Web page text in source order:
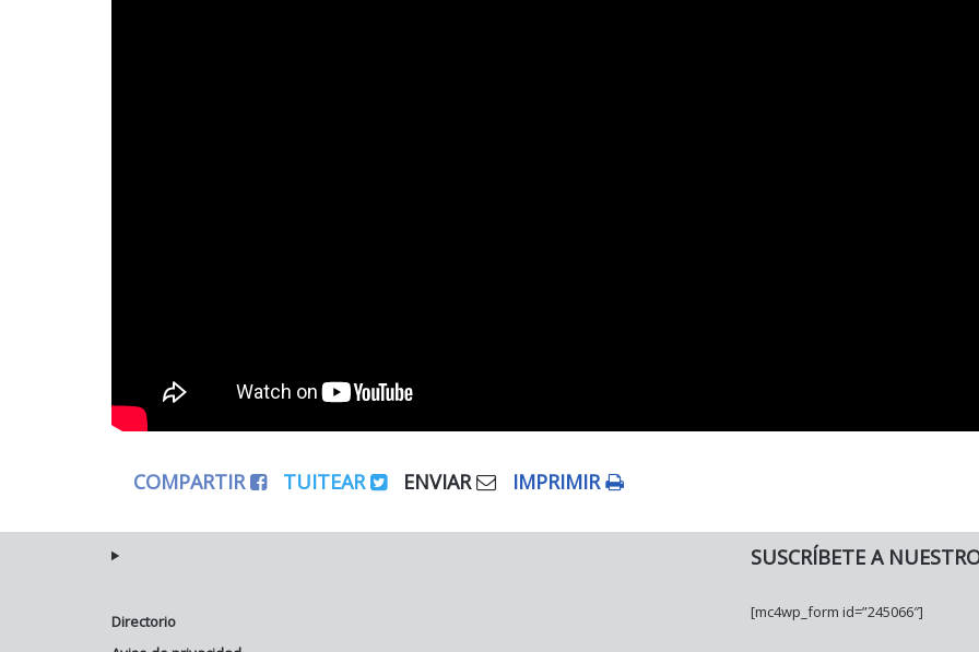
COMPARTIR TUITEAR ENVIAR IMPRIMIR
Directorio
SUSCRÍBETE A
[mc4wp_form id=”245066″]